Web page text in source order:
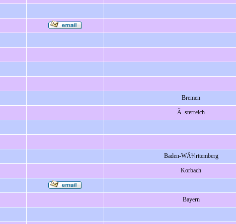
Bremen
Ã–sterreich
Baden-WÃ¼rttemberg
Korbach
Bayern